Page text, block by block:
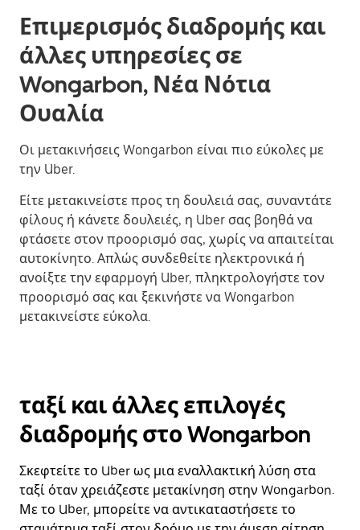
Επιμερισμός διαδρομής και
άλλες υπηρεσίες σε
Wongarbon, Νέα Νότια
Ουαλία
Οι μετακινήσεις Wongarbon είναι πιο εύκολες με
την Uber.
Είτε μετακινείστε προς τη δουλειά σας, συναντάτε
φίλους ή κάνετε δουλειές, η Uber σας βοηθά να
φτάσετε στον προορισμό σας, χωρίς να απαιτείται
αυτοκίνητο. Απλώς συνδεθείτε ηλεκτρονικά ή
ανοίξτε την εφαρμογή Uber, πληκτρολογήστε τον
προορισμό σας και ξεκινήστε να Wongarbon
μετακινείστε εύκολα.
ταξί και άλλες επιλογές
διαδρομής στο Wongarbon
Σκεφτείτε το Uber ως μια εναλλακτική λύση στα
ταξί όταν χρειάζεστε μετακίνηση στην Wongarbon.
Με το Uber, μπορείτε να αντικαταστήσετε το